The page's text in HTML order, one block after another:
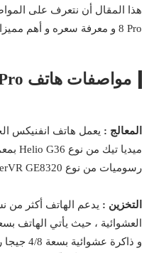
8 Pro و معرفة سعره و أهم مميزاته و عيوبه
مواصفات هاتف infinix Smart 8 Pro
المعالج : يعمل هاتف انفنيكس
رسوميات من نوع PowerVR GE8320
التخزين : يدعم الهاتف أكثر من
و ذاكرة عشوائية بسعة 4/8 جيجا رام